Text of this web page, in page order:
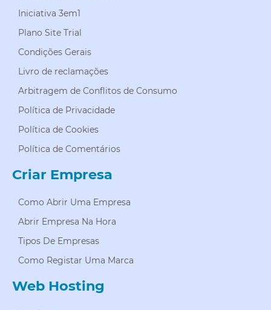
Iniciativa 3em1
Plano Site Trial
Condições Gerais
Livro de reclamações
Arbitragem de Conflitos de Consumo
Política de Privacidade
Política de Cookies
Política de Comentários
Criar Empresa
Como Abrir Uma Empresa
Abrir Empresa Na Hora
Tipos De Empresas
Como Registar Uma Marca
Web Hosting